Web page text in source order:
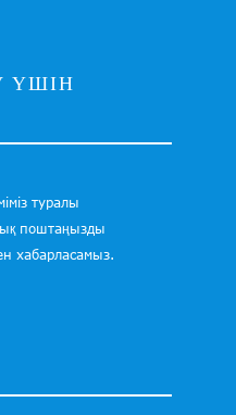
ҮШІН
туралы
поштаңызды
хабарласамыз.